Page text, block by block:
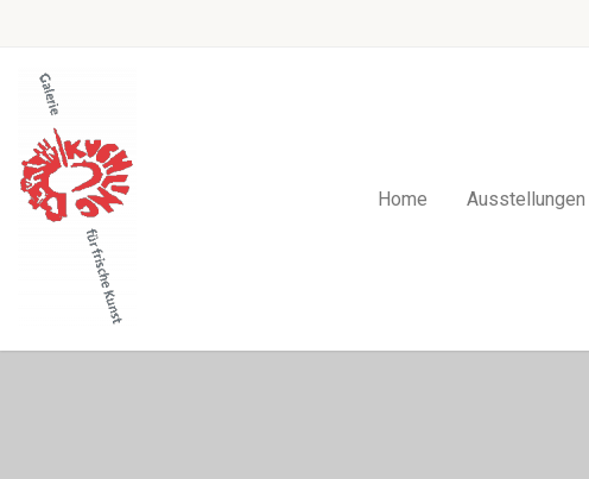
Home Ausstellungen